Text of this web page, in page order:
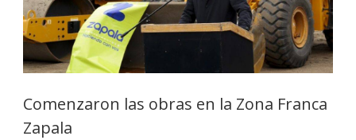
Comenzaron las obras en la Zona Franca
Zapala